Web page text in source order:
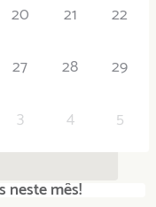
20 21
22
27 28
29
3 4 5
neste mês!